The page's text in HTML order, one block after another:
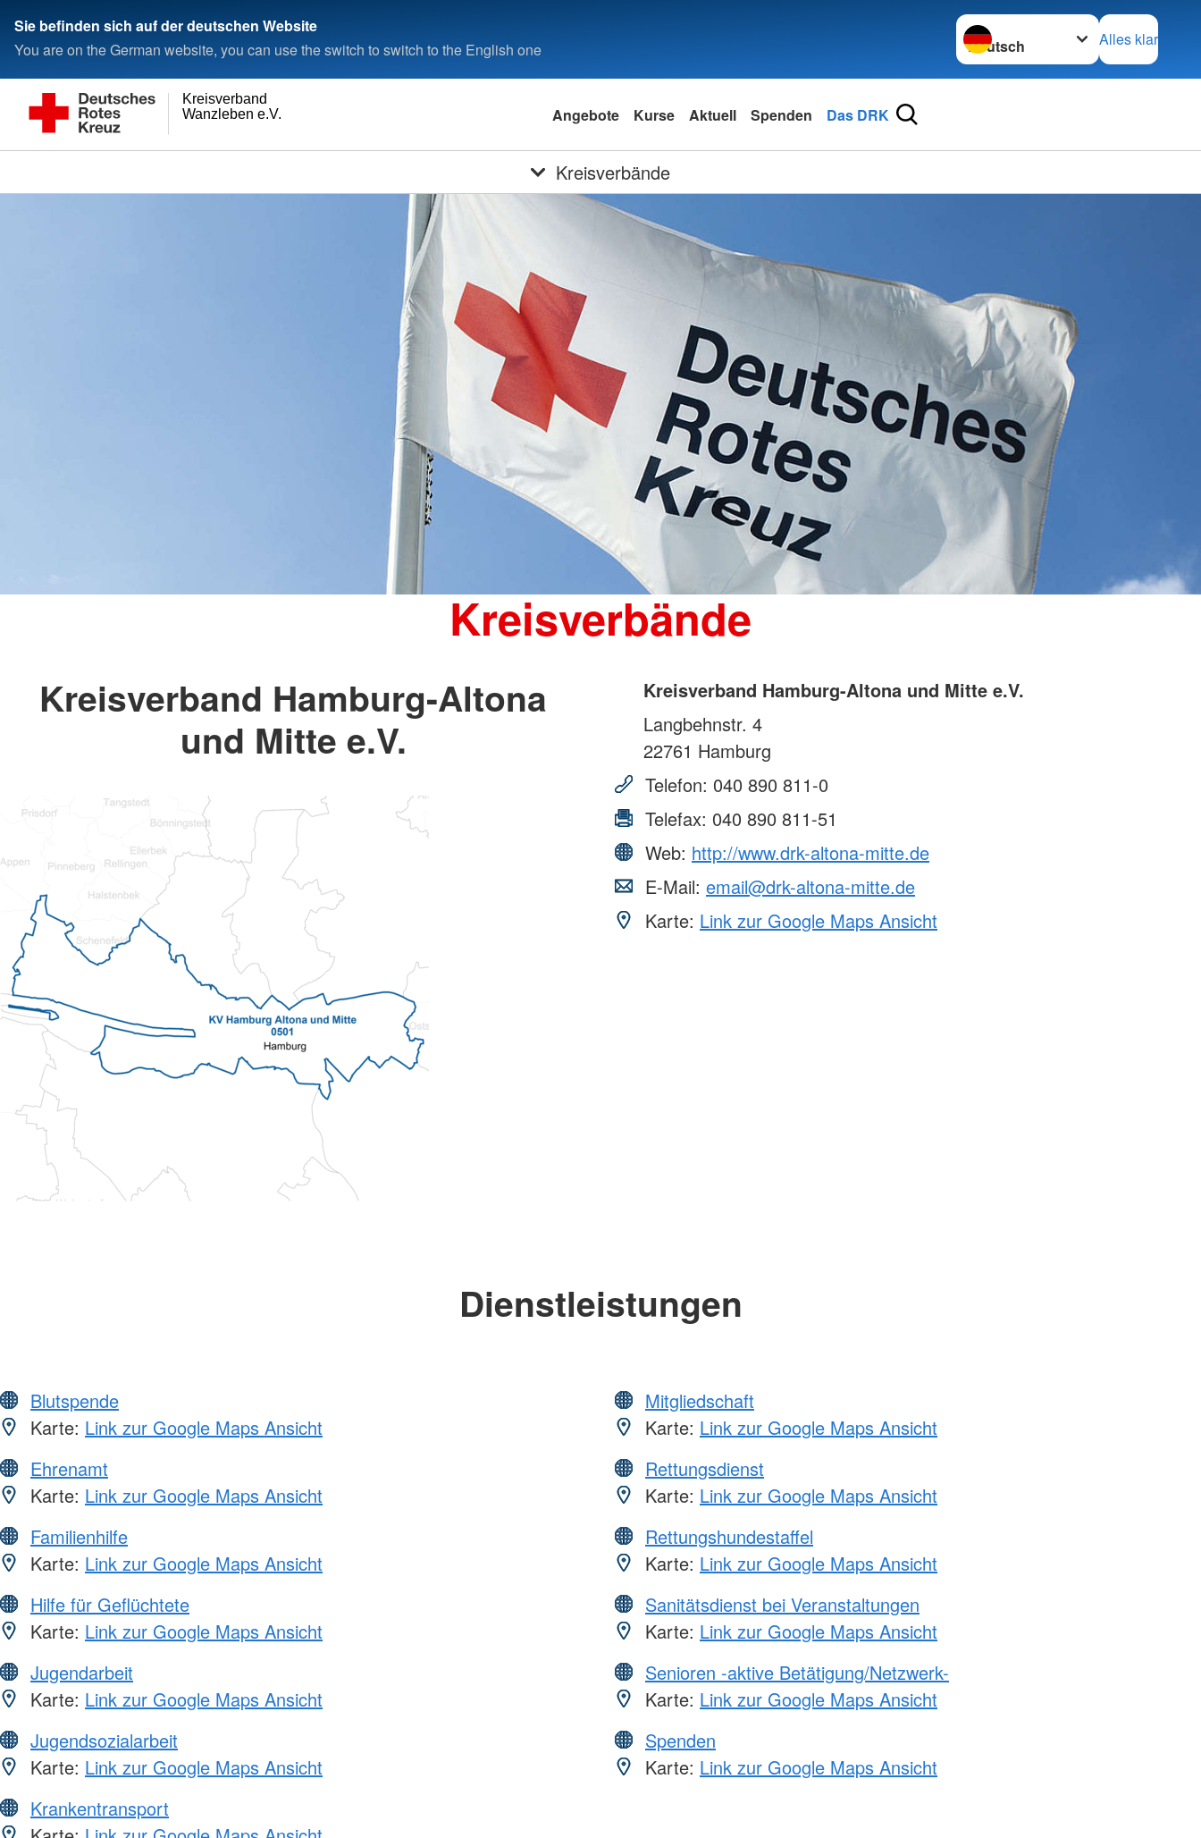
Sie befinden sich auf der deutschen Website
You are on the German website, you can use the switch to switch to the English one
Sprache wechseln zu
Alles klar
Wanzleben e.V.
Kreisverband
Angebote Kurse Aktuell Spenden Das DRK
Kreisverbände
Kreisverbände
Kreisverband Hamburg-Altona
und Mitte e.V.
Kreisverband Hamburg-Altona und Mitte e.V.
Langbehnstr. 4
22761 Hamburg
Telefon: 040 890 811-0
Telefax: 040 890 811-51
Web: http://www.drk-altona-mitte.de
E-Mail: email@drk-altona-mitte.de
Karte: Link zur Google Maps Ansicht
Dienstleistungen
Blutspende
Karte: Link zur Google Maps Ansicht
Ehrenamt
Karte: Link zur Google Maps Ansicht
Familienhilfe
Karte: Link zur Google Maps Ansicht
Hilfe für Geflüchtete
Karte: Link zur Google Maps Ansicht
Jugendarbeit
Karte: Link zur Google Maps Ansicht
Jugendsozialarbeit
Karte: Link zur Google Maps Ansicht
Krankentransport
Mitgliedschaft
Karte: Link zur Google Maps Ansicht
Rettungsdienst
Karte: Link zur Google Maps Ansicht
Rettungshundestaffel
Karte: Link zur Google Maps Ansicht
Sanitätsdienst bei Veranstaltungen
Karte: Link zur Google Maps Ansicht
Senioren -aktive Betätigung/Netzwerk-
Karte: Link zur Google Maps Ansicht
Spenden
Karte: Link zur Google Maps Ansicht